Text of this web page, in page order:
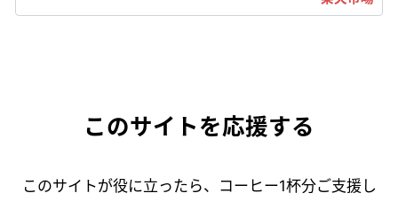
このサイトを応援する
このサイトが役に立ったら、コーヒー1杯分ご支援し